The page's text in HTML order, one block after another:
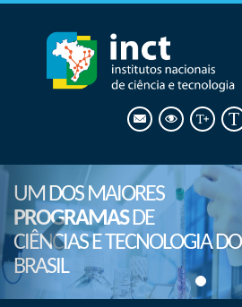
UM DOS MAIORES
PROGRAMASDE
CIÊNCIAS E TECNOLOGIA DO
BRASIL